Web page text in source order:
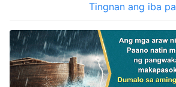
Tingnan ang iba pa